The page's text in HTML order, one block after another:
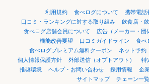
利用規約 食べログについて
携帯電話
口コミ・ランキングに対する取り組み
飲食店・
食べログ店舗会員について
広告（メーカー・団
機能改善要望
口コミガイドライン
食べ
食べログプレミアム無料クーポン
ネット予約
個人情報保護方針
外部送信（オプトアウト）
特
推奨環境
ヘルプ・お問い合わせ 採用情報 企
サイトマップ
チェーン一覧